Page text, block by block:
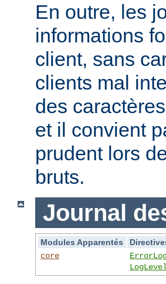
En outre, les
informations
client, sans
clients mal
des
et il convient
prudent lors
bruts.
Journal
Modules Apparentés
core